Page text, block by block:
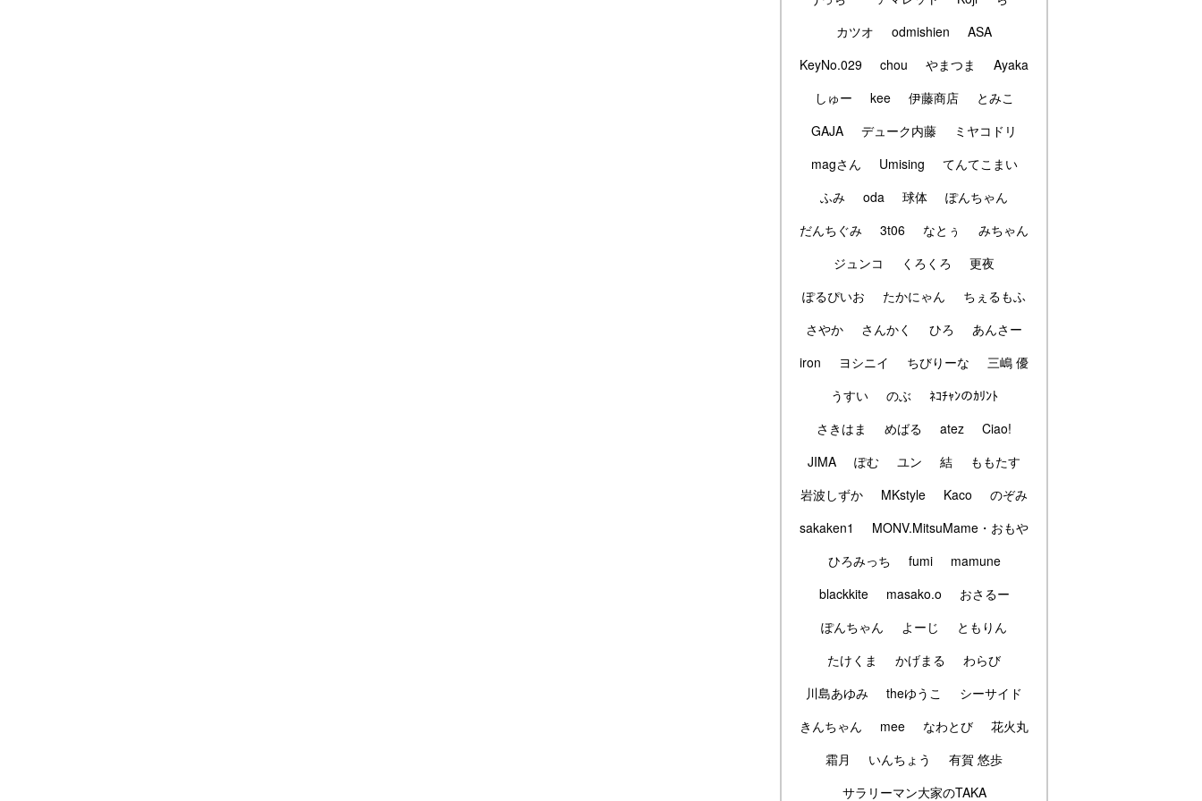
カツオ
odmishien
ASA
KeyNo.029
chou やまつま
Ayaka
しゅー
kee 伊藤商店
とみこ
GAJA
デューク内藤
ミヤコドリ
magさん
Umising
てんてこまい
ふみ
oda 球体
ぽんちゃん
だんちぐみ
3t06 なとぅ
みちゃん
ジュンコ
くろくろ
更夜
ぽるぴいお
たかにゃん
ちぇるもふ
さやか
さんかく ひろ
あんさー
iron
ヨシニイ ちびりーな
三嶋 優
うすい
のぶ
ﾈｺﾁｬﾝのｶﾘﾝﾄ
さきはま
めばる atez
Ciao!
JIMA
ぽむ ユン 結
ももたす
岩波しずか
MKstyle Kaco
のぞみ
sakaken1
MONV.MitsuMame・おもや
ひろみっち
fumi
mamune
blackkite
masako.o
おさるー
ぽんちゃん
よーじ
ともりん
たけくま
かげまる
わらび
川島あゆみ
theゆうこ
シーサイド
きんちゃん
mee なわとび
花火丸
霜月
いんちょう
有賀 悠歩
サラリーマン大家のTAKA